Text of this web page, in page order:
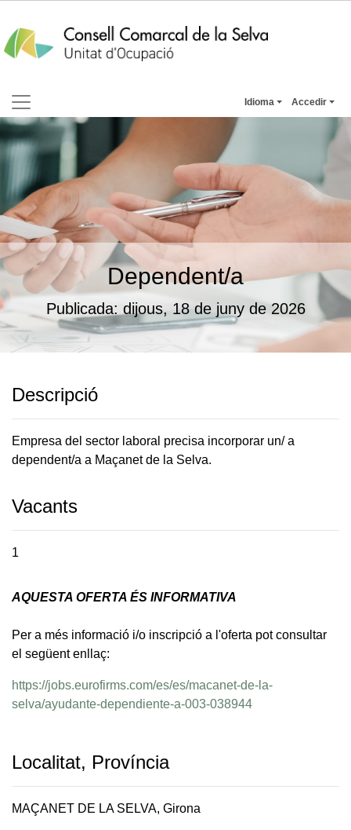
Idioma Accedir
Dependent/a
Publicada: dijous, 18 de juny de 2026
Descripció
Empresa del sector laboral precisa incorporar un/ a
dependent/a a Maçanet de la Selva.
Vacants
1
AQUESTA OFERTA ÉS INFORMATIVA
Per a més informació i/o inscripció a l'oferta pot consultar
el següent enllaç:
https://jobs.eurofirms.com/es/es/macanet-de-la-
selva/ayudante-dependiente-a-003-038944
Localitat, Província
MAÇANET DE LA SELVA, Girona